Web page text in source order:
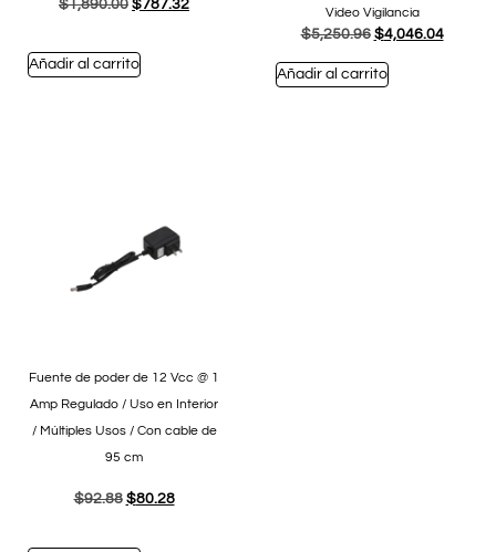
$1,890.00 $787.32
Añadir al carrito
Video Vigilancia
$5,250.96 $4,046.04
Añadir al carrito
Fuente de poder de 12 Vcc @ 1
Amp Regulado / Uso en Interior
/ Múltiples Usos / Con cable de
95 cm
$92.88 $80.28